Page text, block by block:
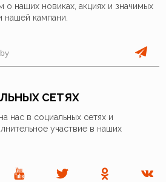
о наших новиках, акциях и значимых
нашей кампани.
СЕТЯХ
нас в социальных сетях и
участвие в наших